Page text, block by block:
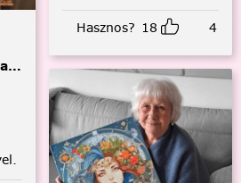
tengeren
Hasznos? 18 4